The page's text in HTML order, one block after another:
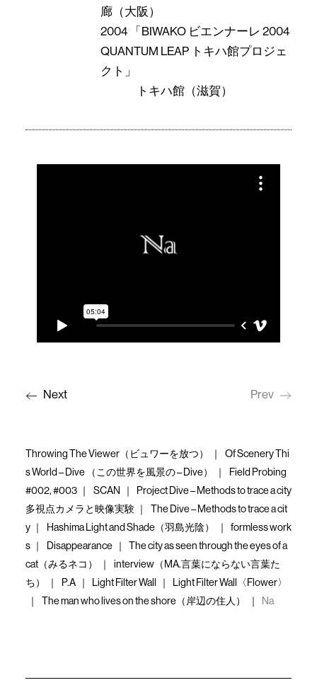
廊（大阪）
2004 「BIWAKO ビエンナーレ 2004
QUANTUM LEAP トキハ館プロジェ
クト」
トキハ館（滋賀）
Next Prev
Throwing The Viewer（ビュワーを放つ）
Of Scenery Thi
s World – Dive （この世界を風景の – Dive）
Field Probing
#002, #003
SCAN
Project Dive – Methods to trace a city
多視点カメラと映像実験
The Dive – Methods to trace a cit
y
Hashima Light and Shade（羽島光陰）
formless work
s
Disappearance
The city as seen through the eyes of a
cat（みるネコ）
interview（MA.言葉にならない言葉た
ち）
P.A Light Filter Wall
Light Filter Wall〈Flower〉
The man who lives on the shore（岸辺の住人）
Na